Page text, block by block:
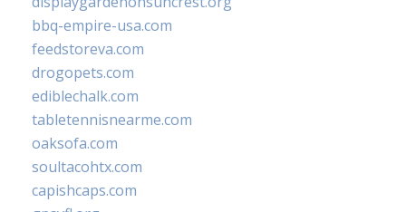
bbq-empire-usa.com
feedstoreva.com
drogopets.com
ediblechalk.com
tabletennisnearme.com
oaksofa.com
soultacohtx.com
capishcaps.com